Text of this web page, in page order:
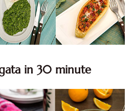
in 30 minute
rapide de mancare. Idei
rapid